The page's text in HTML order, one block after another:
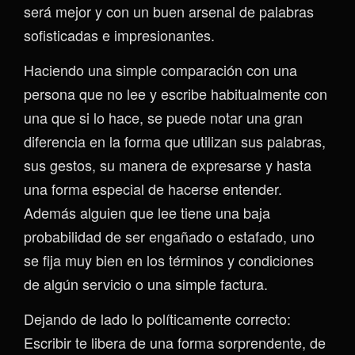
será mejor y con un buen arsenal de palabras
sofisticadas e impresionantes.
Haciendo una simple comparación con una
persona que no lee y escribe habitualmente con
una que si lo hace, se puede notar una gran
diferencia en la forma que utilizan sus palabras,
sus gestos, su manera de expresarse y hasta
una forma especial de hacerse entender.
Además alguien que lee tiene una baja
probabilidad de ser engañado o estafado, uno
se fija muy bien en los términos y condiciones
de algún servicio o una simple factura.
Dejando de lado lo políticamente correcto:
Escribir te libera de una forma sorprendente, de